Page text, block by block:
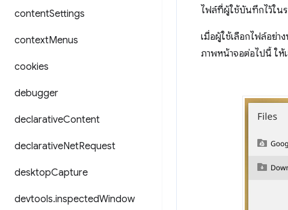
contentSettings
contextMenus
cookies
debugger
declarativeContent
declarativeNetRequest
desktopCapture
devtools.inspectedWindow
ไฟล์ที่ผู้ใช้บันทึกไว้ใน
เมื่อผู้ใช้เลือกไฟล์อย่า
ภาพหน้าจอต่อไปนี้ ให้